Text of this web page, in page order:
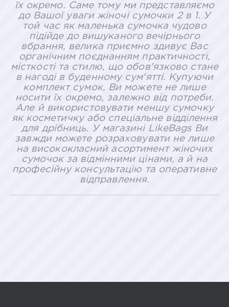
їх окремо. Саме тому ми представляємо
до Вашої уваги жіночі сумочки 2 в 1. У
той час як маленька сумочка чудово
підійде до вишуканого вечірнього
вбрання, велика приємно здивує Вас
органічним поєднанням практичності,
місткості та стилю, що обов'язково стане
в нагоді в буденному сум'ятті. Купуючи
комплект сумок, Ви можете не лише
носити їх окремо, залежно від потреби.
Але й використовувати меншу сумочку
як косметичку або спеціальне відділення
для дрібниць. У магазині LikeBags Ви
завжди можете розраховувати не лише
на висококласний асортимент жіночих
сумочок за відмінними цінами, а й на
професійну консультацію та оперативне
відправлення.